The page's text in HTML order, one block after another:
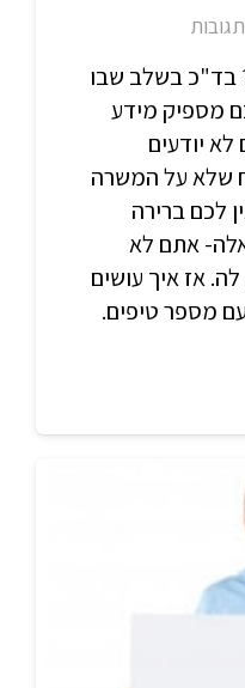
בד"כ בשלב שבו
מספיק מידע
יודעים
שלא על המשרה
לכם ברירה
אתם לא
אז איך עושים
מספר טיפים.